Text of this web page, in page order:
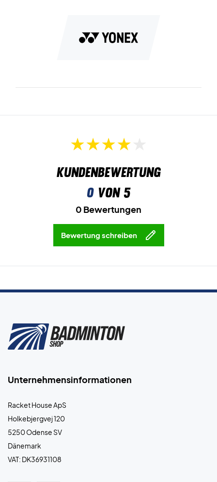
Kundenbewertung
0von 5
0 Bewertungen
Bewertung schreiben
Unternehmensinformationen
Racket House ApS
Holkebjergvej 120
5250 Odense SV
Dänemark
VAT: DK36931108